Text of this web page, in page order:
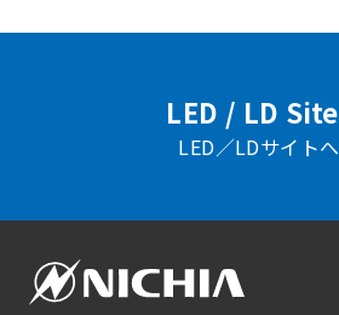
LED / LD Site
LED／LDサイトへ